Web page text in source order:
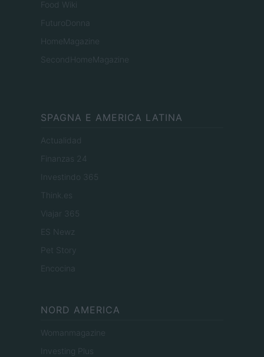
Food Wiki
FuturoDonna
HomeMagazine
SecondHomeMagazine
SPAGNA E AMERICA LATINA
Actualidad
Finanzas 24
Investindo 365
Think.es
Viajar 365
ES Newz
Pet Story
Encocina
NORD AMERICA
Womanmagazine
Investing Plus